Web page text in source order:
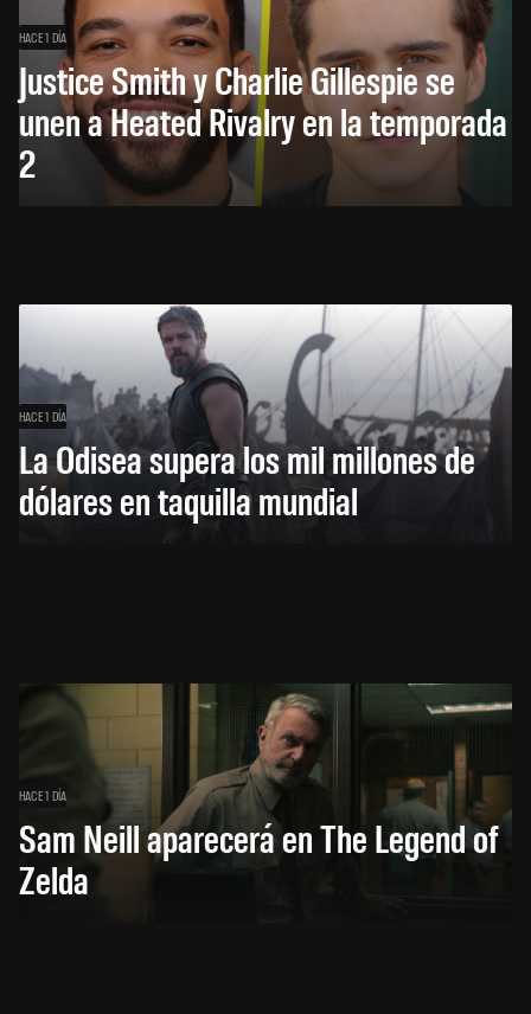
HACE 1 DÍA
Justice Smith y Charlie Gillespie se
unen a Heated Rivalry en la temporada
2
HACE 1 DÍA
La Odisea supera los mil millones de
dólares en taquilla mundial
HACE 1 DÍA
Sam Neill aparecerá en The Legend of
Zelda